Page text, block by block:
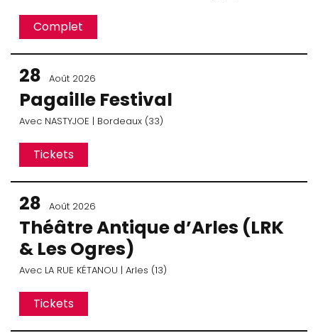
Complet
28 Août 2026
Pagaille Festival
Avec NASTYJOE | Bordeaux (33)
Tickets
28 Août 2026
Théâtre Antique d’Arles (LRK
& Les Ogres)
Avec LA RUE KÉTANOU | Arles (13)
Tickets